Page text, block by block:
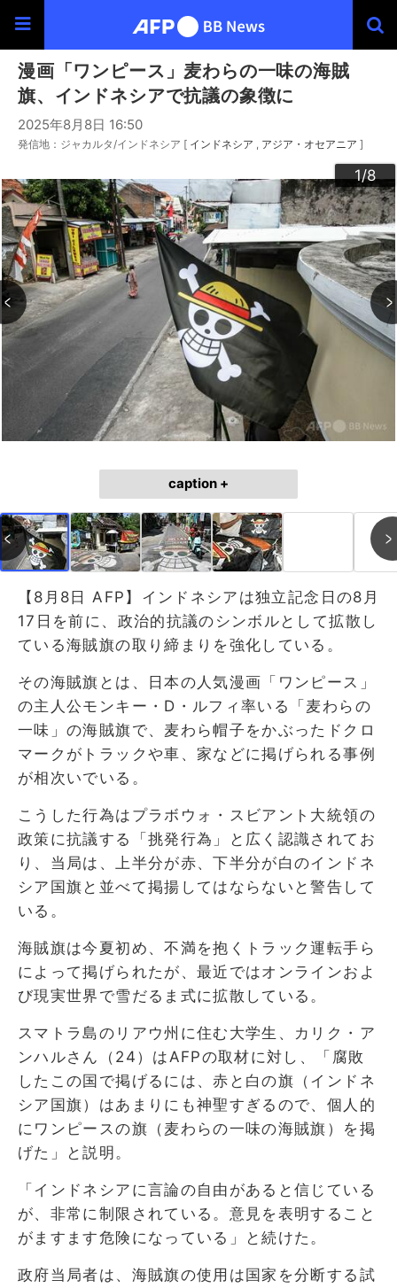
漫画「ワンピース」麦わらの一味の海賊
旗、インドネシアで抗議の象徴に
2025年8月8日 16:50
発信地：ジャカルタ/インドネシア [ インドネシア アジア・オセアニア ]
1/8
2/8
3/8
4/8
5/8
6/8
7/8
8/8
caption +
【8月8日 AFP】インドネシアは独立記念日の8月
17日を前に、政治的抗議のシンボルとして拡散し
ている海賊旗の取り締まりを強化している。
その海賊旗とは、日本の人気漫画「ワンピース」
の主人公モンキー・D・ルフィ率いる「麦わらの
一味」の海賊旗で、麦わら帽子をかぶったドクロ
マークがトラックや車、家などに掲げられる事例
が相次いでいる。
こうした行為はプラボウォ・スビアント大統領の
政策に抗議する「挑発行為」と広く認識されてお
り、当局は、上半分が赤、下半分が白のインドネ
シア国旗と並べて掲揚してはならないと警告して
いる。
海賊旗は今夏初め、不満を抱くトラック運転手ら
によって掲げられたが、最近ではオンラインおよ
び現実世界で雪だるま式に拡散している。
スマトラ島のリアウ州に住む大学生、カリク・ア
ンハルさん（24）はAFPの取材に対し、「腐敗
したこの国で掲げるには、赤と白の旗（インドネ
シア国旗）はあまりにも神聖すぎるので、個人的
にワンピースの旗（麦わらの一味の海賊旗）を掲
げた」と説明。
「インドネシアに言論の自由があると信じている
が、非常に制限されている。意見を表明すること
がますます危険になっている」と続けた。
政府当局者は、海賊旗の使用は国家を分断する試